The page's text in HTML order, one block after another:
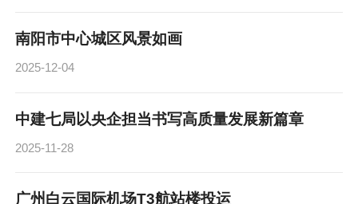
南阳市中心城区风景如画
2025-12-04
中建七局以央企担当书写高质量发展新篇章
2025-11-28
广州白云国际机场T3航站楼投运